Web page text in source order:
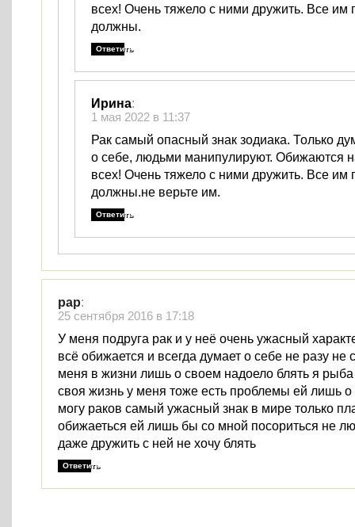
всех! Очень тяжело с ними дружить. Все им
должны.
Ответить
Ирина:
1 мая 2022 в 11:37
Рак самый опасный знак зодиака. Только
о себе, людьми манипулируют. Обижаются
всех! Очень тяжело с ними дружить. Все им
должны.не верьте им.
Ответить
рар:
25 сентября 2016 в 17:18
У меня подруга рак и у неё очень ужасный
всё обижается и всегда думает о себе не разу не
меня в жизни лишь о своем надоело блять я
своя жизнь у меня тоже есть проблемы ей лишь о
могу раков самый ужасный знак в мире только
обижаеться ей лишь бы со мной посориться не
даже дружить с ней не хочу блять
Ответить